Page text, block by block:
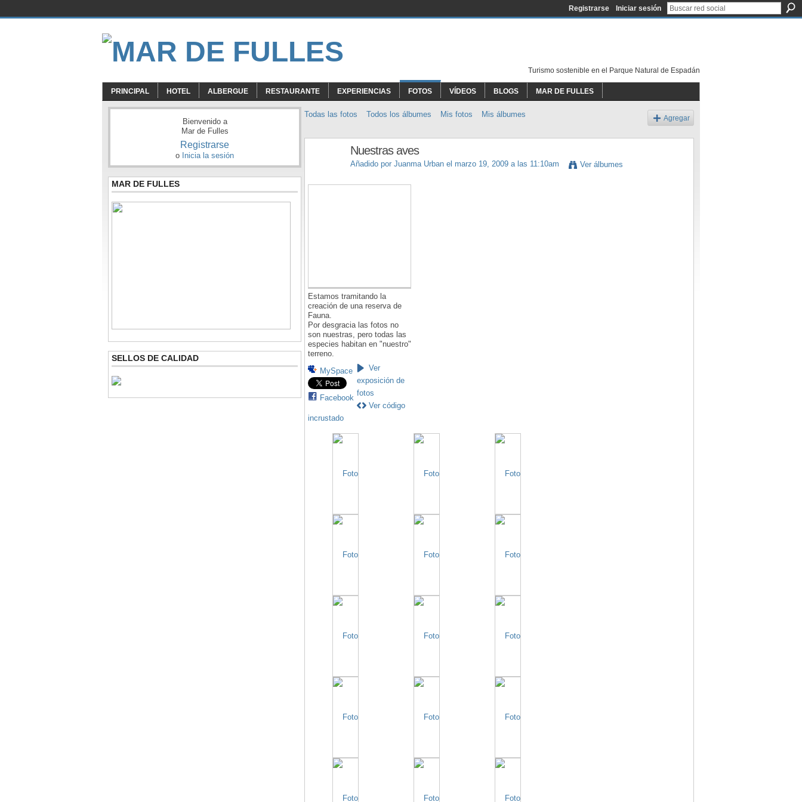
Registrarse Iniciar sesión
Turismo sostenible en el Parque Natural de Espadán
PRINCIPAL HOTEL ALBERGUE RESTAURANTE EXPERIENCIAS FOTOS VÍDEOS BLOGS MAR DE FULLES
Bienvenido a
Mar de Fulles
Registrarse
o Inicia la sesión
MAR DE FULLES
SELLOS DE CALIDAD
Todas las fotos Todos los álbumes Mis fotos Mis álbumes Agregar
Nuestras aves
Añadido por Juanma Urban el marzo 19, 2009 a las 11:10am Ver álbumes
Estamos tramitando la
creación de una reserva de
Fauna.
Por desgracia las fotos no
son nuestras, pero todas las
especies habitan en "nuestro"
terreno.
MySpace
Facebook
Ver
exposición de
fotos
Ver código
incrustado